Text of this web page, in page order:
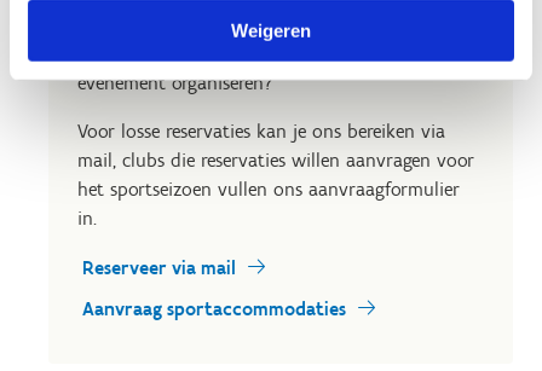
Weigeren
Een plek nodig voor je trainingen en
evenement organiseren?
Voor losse reservaties kan je ons bereiken via
mail, clubs die reservaties willen aanvragen voor
het sportseizoen vullen ons aanvraagformulier
in.
Reserveer via mail
Aanvraag sportaccommodaties